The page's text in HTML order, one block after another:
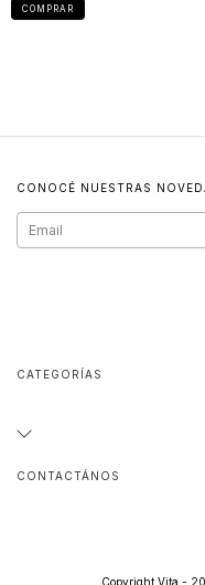
COMPRAR
CONOCÉ NUESTRAS
CATEGORÍAS
CONTACTÁNOS
Copyright Vita -